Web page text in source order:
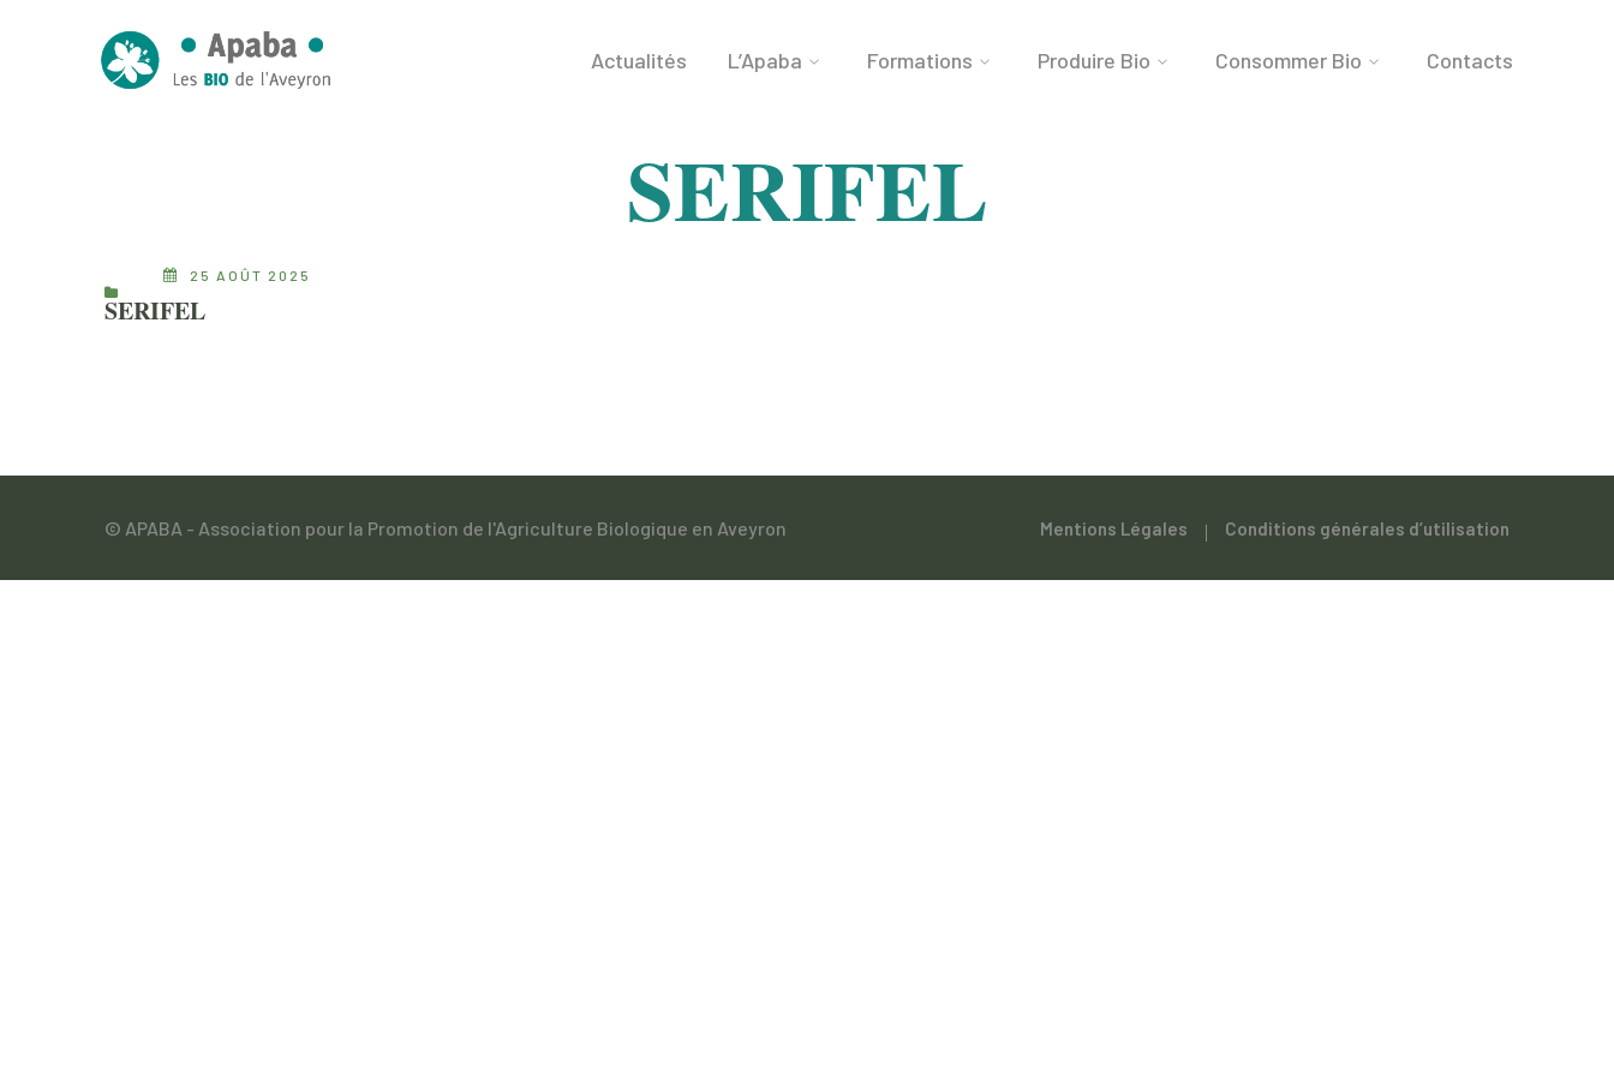
Actualités L’Apaba Formations Produire Bio Consommer Bio Contacts
SERIFEL
25 AOÛT 2025
SERIFEL
© APABA - Association pour la Promotion de l'Agriculture Biologique en Aveyron Mentions Légales Conditions générales d’utilisation